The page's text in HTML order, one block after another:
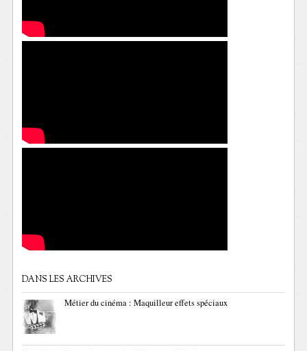
DANS LES ARCHIVES
Métier du cinéma : Maquilleur effets spéciaux